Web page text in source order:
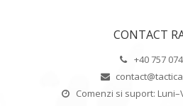
CONTACT
+40 757
Comenzi si suport: